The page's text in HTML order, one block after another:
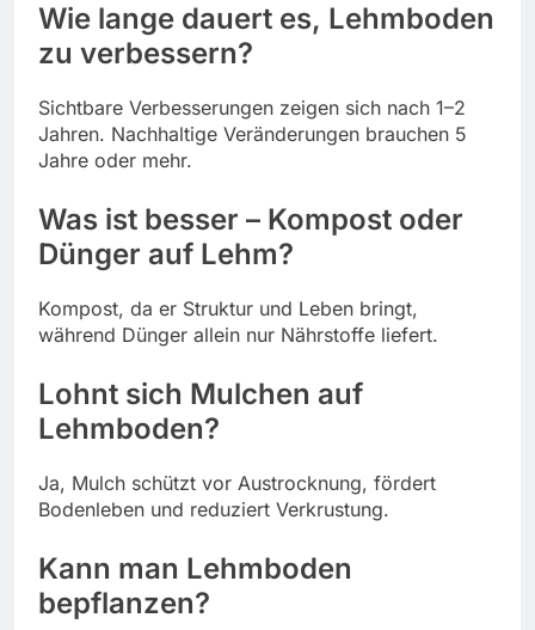
Wie lange dauert es, Lehmboden
zu verbessern?
Sichtbare Verbesserungen zeigen sich nach 1–2
Jahren. Nachhaltige Veränderungen brauchen 5
Jahre oder mehr.
Was ist besser – Kompost oder
Dünger auf Lehm?
Kompost, da er Struktur und Leben bringt,
während Dünger allein nur Nährstoffe liefert.
Lohnt sich Mulchen auf
Lehmboden?
Ja, Mulch schützt vor Austrocknung, fördert
Bodenleben und reduziert Verkrustung.
Kann man Lehmboden
bepflanzen?